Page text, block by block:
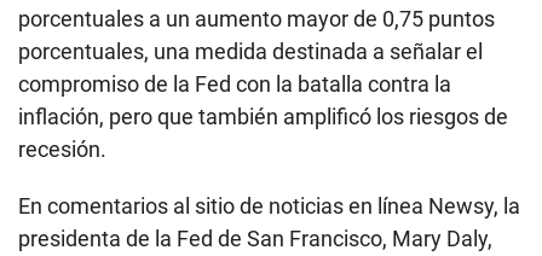
porcentuales a un aumento mayor de 0,75 puntos
porcentuales, una medida destinada a señalar el
compromiso de la Fed con la batalla contra la
inflación, pero que también amplificó los riesgos de
recesión.
En comentarios al sitio de noticias en línea Newsy, la
presidenta de la Fed de San Francisco, Mary Daly,